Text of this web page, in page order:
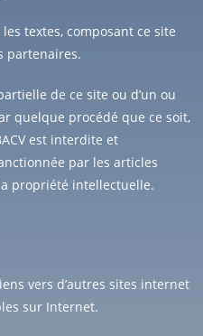
textes, composant ce site
partenaires.
de ce site ou d’un ou
quelque procédé que ce soit,
est interdite et
par les articles
propriété intellectuelle.
vers d’autres sites internet
sur Internet.